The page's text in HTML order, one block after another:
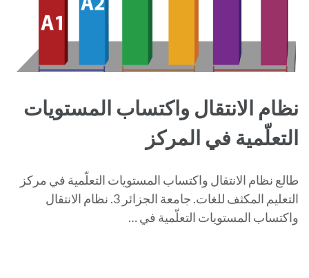
نظام الانتقال واكتساب المستويات
التعلّمية في المركز
طالع نظام الانتقال واكتساب المستويات التعلّمية في مركز
التعليم المكثف للغات. جامعة الجزائر 3. نظام الانتقال
واكتساب المستويات التعلّمية في …